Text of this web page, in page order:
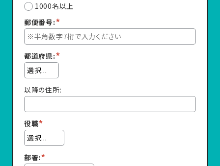
1000名以上
*
郵便番号:
*
都道府県:
以降の住所:
*
役職
*
部署: